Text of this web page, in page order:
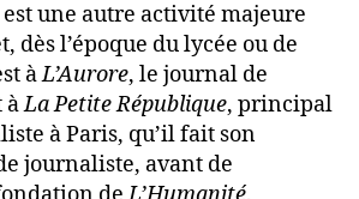
une autre activité majeure
dès l’époque du lycée ou de
àL’Aurore, le journal de
àLa Petite République, principal
à Paris, qu’il fait son
journaliste, avant de